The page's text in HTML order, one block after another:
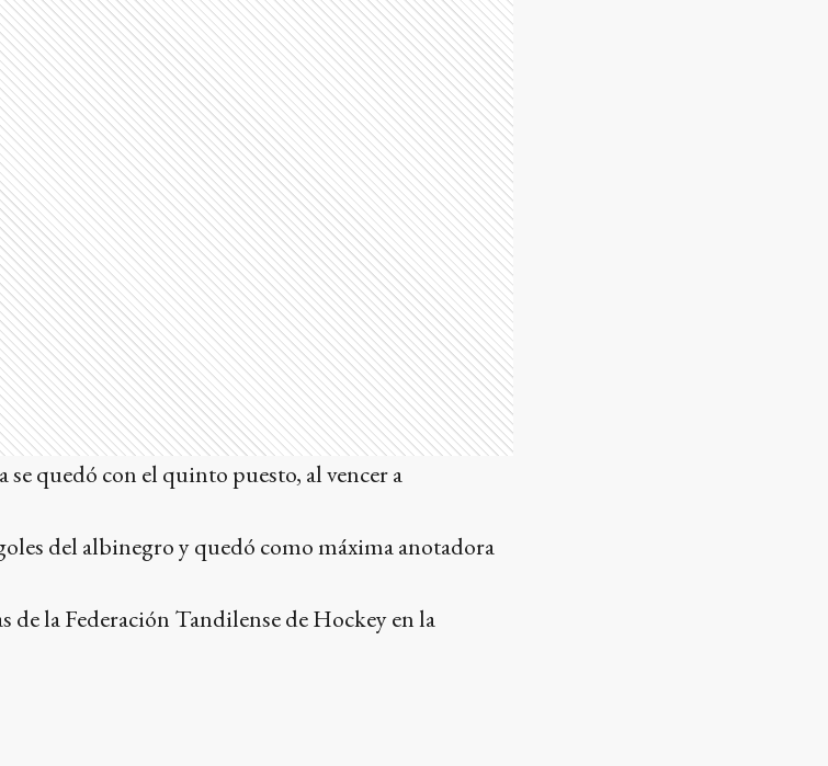
quedó con el quinto puesto, al vencer a
del albinegro y quedó como máxima anotadora
de la Federación Tandilense de Hockey en la